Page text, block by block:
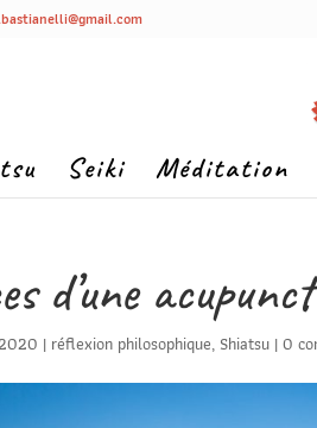
Seiki Méditation
d’une
| réflexion philosophique, Shiatsu |0